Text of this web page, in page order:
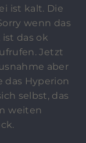
ist kalt. Die
wenn das
das ok
Jetzt
aber
das Hyperion
selbst, das
weiten